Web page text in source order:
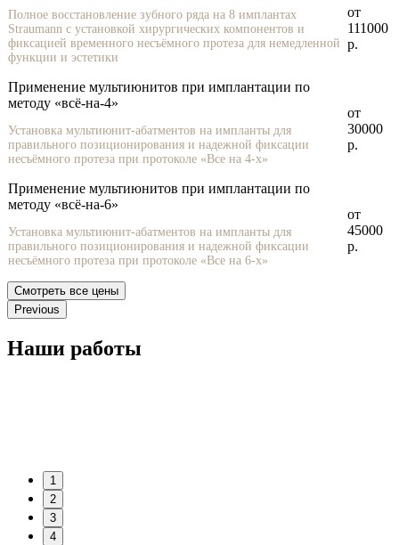
Полное восстановление зубного ряда на 8 имплантах
Straumann с установкой хирургических компонентов и
фиксацией временного несъёмного протеза для немедленной
функции и эстетики
от
111000
р.
Применение мультиюнитов при имплантации по
методу «всё-на-4»
Установка мультиюнит-абатментов на импланты для
правильного позиционирования и надежной фиксации
несъёмного протеза при протоколе «Все на 4-х»
от
30000
р.
Применение мультиюнитов при имплантации по
методу «всё-на-6»
Установка мультиюнит-абатментов на импланты для
правильного позиционирования и надежной фиксации
несъёмного протеза при протоколе «Все на 6-х»
от
45000
р.
Смотреть все цены
Previous
Наши работы
1
2
3
4